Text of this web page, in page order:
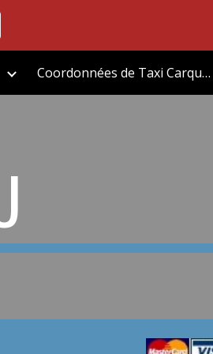
Coordonnées de Taxi Carquefou